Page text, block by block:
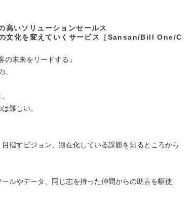
高いソリューションセールス
文化を変えていくサービス［Sansan/Bill One/C
未来をリードする』
難しい。
指すビジョン、顕在化している課題を知るところから
ルやデータ、同じ志を持った仲間からの助言を駆使